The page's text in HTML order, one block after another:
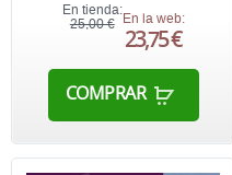
En tienda:
25,00 € En la web:
23,75 €
COMPRAR